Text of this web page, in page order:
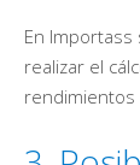
En
realizar el
rendimientos